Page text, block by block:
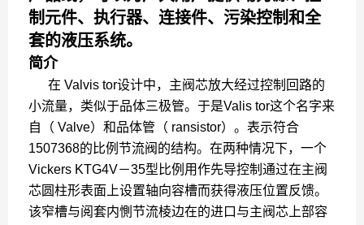
制元件、执行器、连接件、污染控制和全
套的液压系统。
简介
在 Valvis tor设计中，主阀芯放大经过控制回路的
小流量，类似于品体三极管。于是Valis tor这个名字来
自（ Valve）和品体管（ ransistor）。表示符合
1507368的比例节流阀的结构。在两种情况下，一个
Vickers KTG4V－35型比例用作先导控制通过在主阀
芯圆柱形表面上设置轴向容槽而获得液压位置反馈。
该窄槽与阅套内惻节流棱边在的进口与主阀芯上部容